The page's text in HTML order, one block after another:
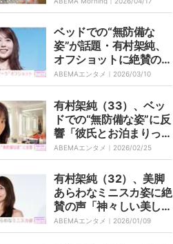
ベッドでの“無防備な
姿”が話題・有村架純、
オフショットに絶賛の声
「癒やしオーラ全開」
「かわいいの過剰供給」
ABEMAエンタメ｜ 2026/03/10
有村架純（33）、ベッ
ドでの“無防備な姿”に反
響「彼氏とお泊まりっぽ
い」「突き抜けた可愛
さ」
ABEMAエンタメ｜ 2026/02/25
有村架純（32）、美脚
あらわなミニスカ姿に絶
賛の声「神々しい美し
さ」「キッッッッッッレ
イな脚」
ABEMAエンタメ｜ 2026/01/09